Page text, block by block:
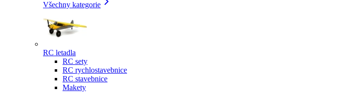
Všechny kategorie
RC letadla
RC sety
RC rychlostavebnice
RC stavebnice
Makety